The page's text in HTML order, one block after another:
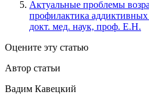
Актуальные проблемы
профилактика
докт. мед. наук, проф. Е.Н.
Оцените эту статью
Автор статьи
Вадим Кавецкий